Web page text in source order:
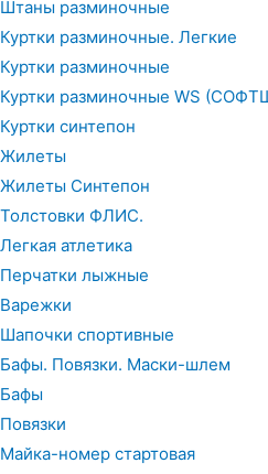
Штаны разминочные
Куртки разминочные. Легкие
Куртки разминочные
Куртки разминочные WS
Куртки синтепон
Жилеты
Жилеты Синтепон
Толстовки ФЛИС.
Легкая атлетика
Перчатки лыжные
Варежки
Шапочки спортивные
Бафы. Повязки. Маски-шлем
Бафы
Повязки
Майка-номер стартовая